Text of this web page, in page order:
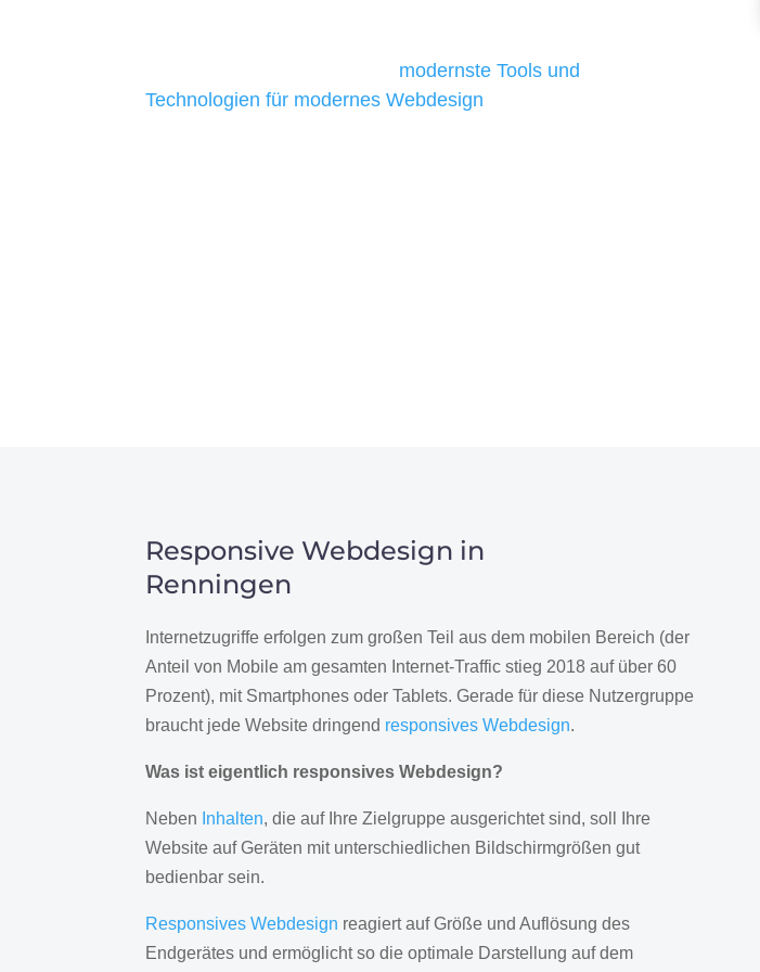
modernste Tools und
Technologien für modernes Webdesign
Responsive Webdesign in
Renningen
Internetzugriffe erfolgen zum großen Teil aus dem mobilen Bereich (der
Anteil von Mobile am gesamten Internet-Traffic stieg 2018 auf über 60
Prozent), mit Smartphones oder Tablets. Gerade für diese Nutzergruppe
braucht jede Website dringend responsives Webdesign.
Was ist eigentlich responsives Webdesign?
Neben Inhalten, die auf Ihre Zielgruppe ausgerichtet sind, soll Ihre
Website auf Geräten mit unterschiedlichen Bildschirmgrößen gut
bedienbar sein.
Responsives Webdesign reagiert auf Größe und Auflösung des
Endgerätes und ermöglicht so die optimale Darstellung auf dem